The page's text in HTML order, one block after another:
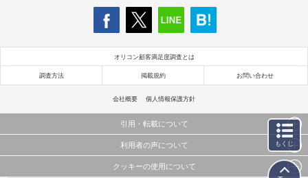
オリコン顧客満足度調査とは
調査方法 掲載規約 お問い合わせ
会社概要 個人情報保護方針
引用・転載について
当サイトで公開されている情報（文字、写真、イラスト、画像データ等）及びこれらの配置・
これらの情報を権利者の許可なく無断転載・複製などの二次利用を行うことは固く禁じており
利用者の声について
当サイトに掲載している内容はすべてサービスの利用者が提出された見解・感想です。
クッキーの使用について
もくじ